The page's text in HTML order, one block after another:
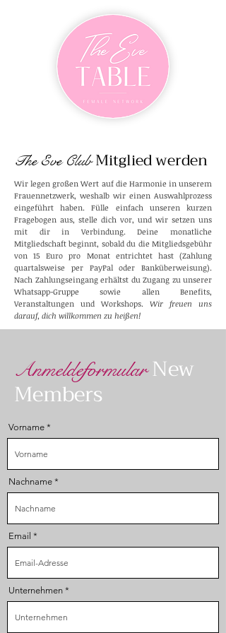
The Eve Club Mitgliedwerden
Wir legen großen Wert auf die Harmonie in unserem
Frauennetzwerk, weshalb wir einen Auswahlprozess
eingeführt haben. Fülle einfach unseren kurzen
Fragebogen aus, stelle dich vor, und wir setzen uns
mit dir in Verbindung. Deine monatliche
Mitgliedschaft beginnt, sobald du die Mitgliedsgebühr
von 15 Euro pro Monat entrichtet hast (Zahlung
quartalsweise per PayPal oder Banküberweisung).
Nach Zahlungseingang erhältst du Zugang zu unserer
Whatsapp-Gruppe sowie allen Benefits,
Veranstaltungen und Workshops. Wir freuen uns
darauf, dich willkommen zu heißen!
Anmeldeformular New
Members
Vorname
Nachname
Email
Unternehmen